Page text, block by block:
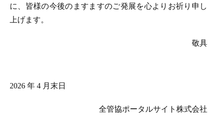
に、皆様の今後のますますのご発展を心よりお祈り申し
上げます。
敬具
2026 年 4 月末日
全管協ポータルサイト株式会社